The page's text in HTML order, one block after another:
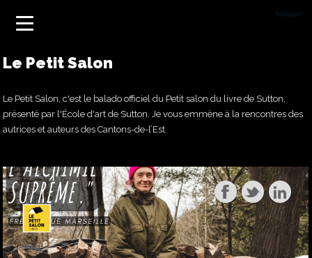
Le Petit Salon
Le Petit Salon, c'est le balado officiel du Petit salon du livre de Sutton,
présenté par l'École d'art de Sutton. Je vous emmène à la rencontres des
autrices et auteurs des Cantons-de-l’Est.